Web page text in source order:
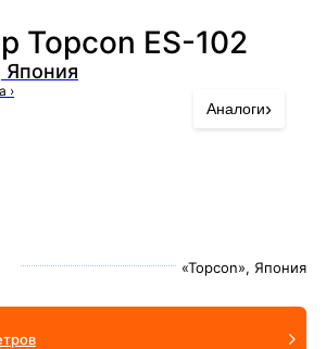
Topcon ES-102
Япония
›
Аналоги›
«Topcon», Япония